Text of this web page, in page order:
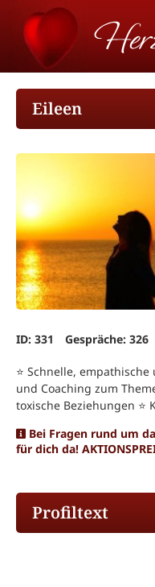
Eileen
ID: 331 Gespräche: 326
⭐️ Schnelle,
und Coaching zum
toxische Beziehungen ⭐️
Bei Fragen rund um
für dich da!
Profiltext